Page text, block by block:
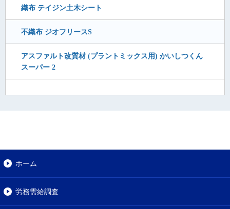
織布 テイジン土木シート
不織布 ジオフリースS
アスファルト改質材 (プラントミックス用) かいしつくん
スーパー 2
ホーム
労務需給調査